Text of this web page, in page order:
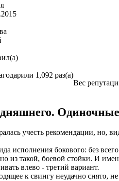
1,092 раз(а)
Вес
учесть рекомендации, но,
исполнения бокового: без
из такой, боевой стойки. И
влево - третий вариант.
к свингу неудачно снято,